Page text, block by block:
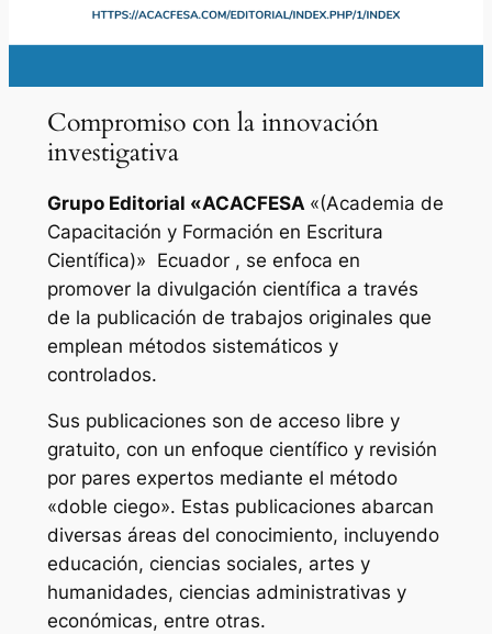
Compromiso con la innovación
investigativa
Grupo Editorial «ACACFESA «(Academia de
Capacitación y Formación en Escritura
Científica)» Ecuador , se enfoca en
promover la divulgación científica a través
de la publicación de trabajos originales que
emplean métodos sistemáticos y
controlados.
Sus publicaciones son de acceso libre y
gratuito, con un enfoque científico y revisión
por pares expertos mediante el método
«doble ciego». Estas publicaciones abarcan
diversas áreas del conocimiento, incluyendo
educación, ciencias sociales, artes y
humanidades, ciencias administrativas y
económicas, entre otras.